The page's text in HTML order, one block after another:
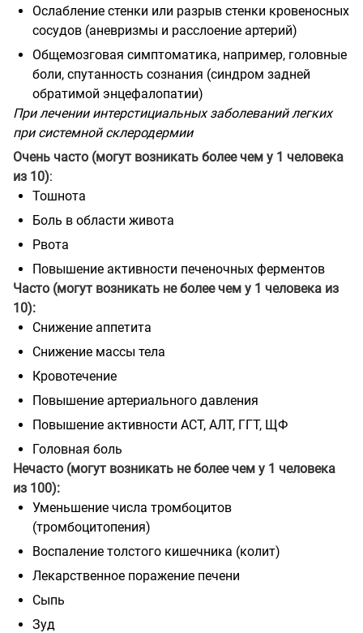
Ослабление стенки или разрыв стенки кровеносных
сосудов (аневризмы и расслоение артерий)
Общемозговая симптоматика, например, головные
боли, спутанность сознания (синдром задней
обратимой энцефалопатии)
При лечении интерстициальных заболеваний легких
при системной склеродермии
Очень часто (могут возникать более чем у 1 человека
из 10):
Тошнота
Боль в области живота
Рвота
Повышение активности печеночных ферментов
Часто (могут возникать не более чем у 1 человека из
10):
Снижение аппетита
Снижение массы тела
Кровотечение
Повышение артериального давления
Повышение активности АСТ, АЛТ, ГГТ, ЩФ
Головная боль
Нечасто (могут возникать не более чем у 1 человека
из 100):
Уменьшение числа тромбоцитов
(тромбоцитопения)
Воспаление толстого кишечника (колит)
Лекарственное поражение печени
Сыпь
Зуд